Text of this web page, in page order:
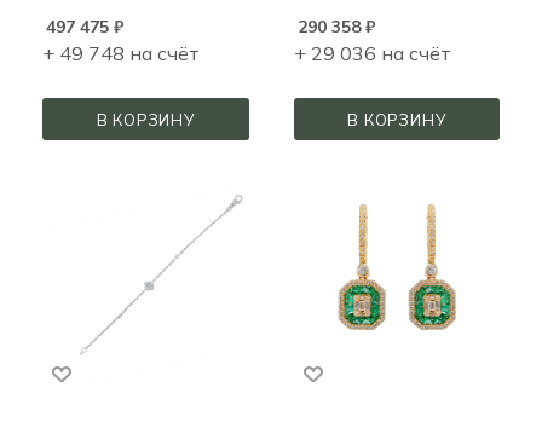
497 475 ₽
+ 49 748 на счёт
В КОРЗИНУ
290 358₽
+ 29 036 на счёт
В КОРЗИНУ